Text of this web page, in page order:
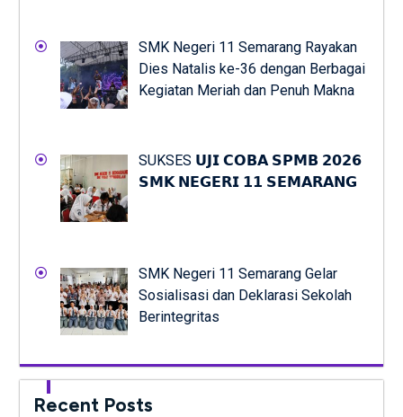
SMK Negeri 11 Semarang Rayakan
Dies Natalis ke-36 dengan Berbagai
Kegiatan Meriah dan Penuh Makna
SUKSES 𝗨𝗝𝗜 𝗖𝗢𝗕𝗔 𝗦𝗣𝗠𝗕 𝟮𝟬𝟮𝟲
𝗦𝗠𝗞 𝗡𝗘𝗚𝗘𝗥𝗜 𝟭𝟭 𝗦𝗘𝗠𝗔𝗥𝗔𝗡𝗚
SMK Negeri 11 Semarang Gelar
Sosialisasi dan Deklarasi Sekolah
Berintegritas
Recent Posts